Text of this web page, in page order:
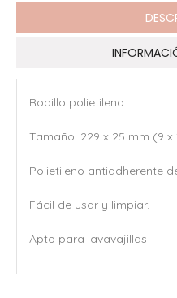
Rodillo polietileno
Tamaño: 229 x 25 mm (9 x
Polietileno antiadherente
Fácil de usar y limpiar.
Apto para lavavajillas